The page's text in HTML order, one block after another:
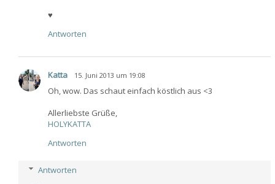
♥
Antworten
Katta 15. Juni 2013 um 19:08
Oh, wow. Das schaut einfach köstlich aus <3
Allerliebste Grüße,
HOLYKATTA
Antworten
Antworten